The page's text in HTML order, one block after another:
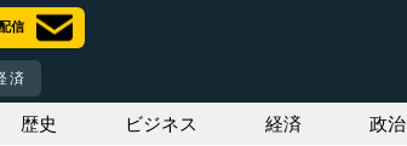
信
済
歴史 ビジネス 経済 政治